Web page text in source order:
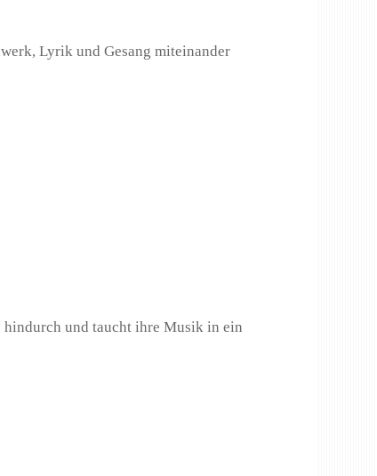
Lyrik und Gesang miteinander
hindurch und taucht ihre Musik in ein